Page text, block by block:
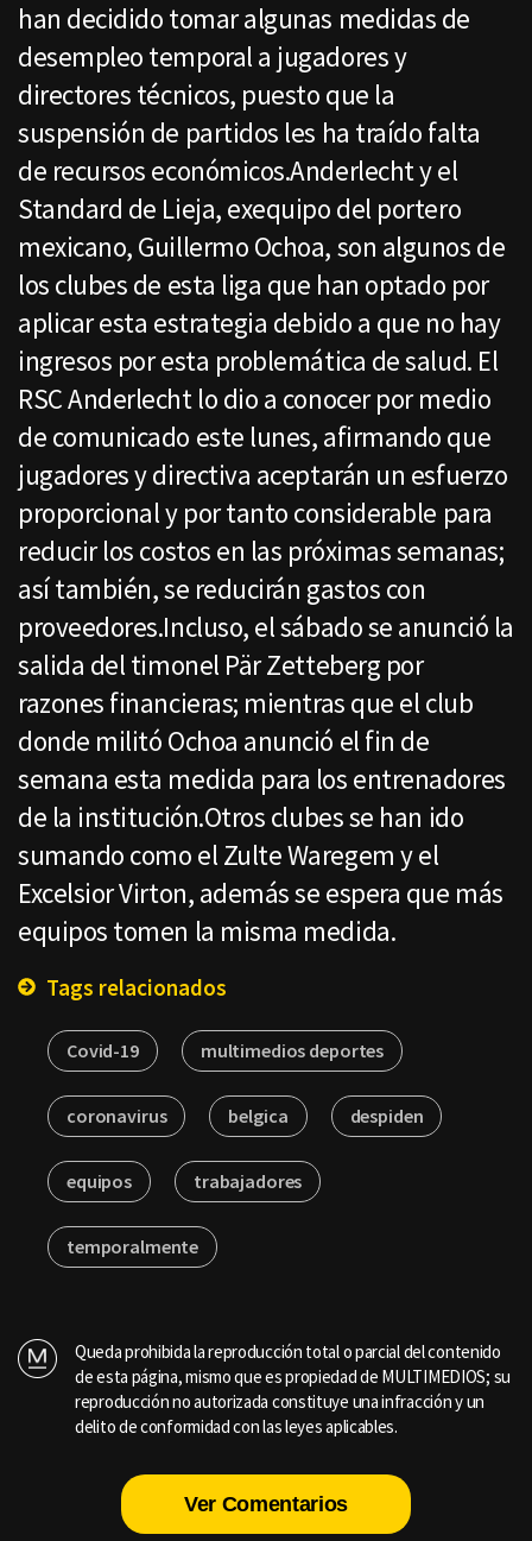
han decidido tomar algunas medidas de
desempleo temporal a jugadores y
directores técnicos, puesto que la
suspensión de partidos les ha traído falta
de recursos económicos.Anderlecht y el
Standard de Lieja, exequipo del portero
mexicano, Guillermo Ochoa, son algunos de
los clubes de esta liga que han optado por
aplicar esta estrategia debido a que no hay
ingresos por esta problemática de salud. El
RSC Anderlecht lo dio a conocer por medio
de comunicado este lunes, afirmando que
jugadores y directiva aceptarán un esfuerzo
proporcional y por tanto considerable para
reducir los costos en las próximas semanas;
así también, se reducirán gastos con
proveedores.Incluso, el sábado se anunció la
salida del timonel Pär Zetteberg por
razones financieras; mientras que el club
donde militó Ochoa anunció el fin de
semana esta medida para los entrenadores
de la institución.Otros clubes se han ido
sumando como el Zulte Waregem y el
Excelsior Virton, además se espera que más
equipos tomen la misma medida.
Tags relacionados
Covid-19 multimedios deportes
coronavirus belgica despiden
equipos trabajadores
temporalmente
Queda prohibida la reproducción total o parcial del contenido
de esta página, mismo que es propiedad de MULTIMEDIOS; su
reproducción no autorizada constituye una infracción y un
delito de conformidad con las leyes aplicables.
Ver Comentarios